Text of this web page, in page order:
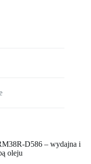
D586 – wydajna i
oleju